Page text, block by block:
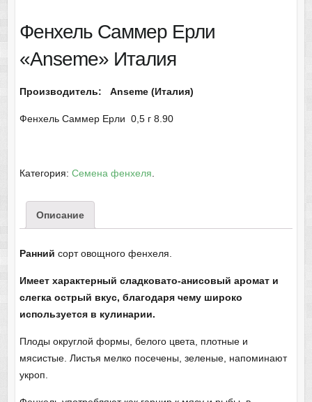
Фенхель Саммер Ерли
«Anseme» Италия
Производитель: Anseme (Италия)
Фенхель Саммер Ерли 0,5 г 8.90
Категория: Семена фенхеля.
Описание
Ранний сорт овощного фенхеля.
Имеет характерный сладковато-анисовый аромат и
слегка острый вкус, благодаря чему широко
используется в кулинарии.
Плоды округлой формы, белого цвета, плотные и
мясистые. Листья мелко посечены, зеленые, напоминают
укроп.